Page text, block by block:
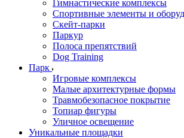
Гимнастические комплексы
Спортивные элементы и
Скейт-парки
Паркур
Полоса препятствий
Dog Training
Парк
Игровые комплексы
Малые архитектурные формы
Травмобезопасное покрытие
Топиар фигуры
Уличное освещение
Уникальные площадки